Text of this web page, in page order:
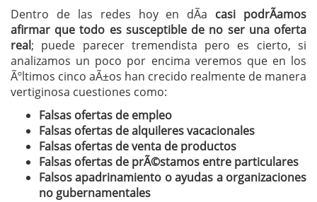
Dentro de las redes hoy en dÃ­a casi podrÃ­amos
afirmar que todo es susceptible de no ser una oferta
real; puede parecer tremendista pero es cierto, si
analizamos un poco por encima veremos que en los
Ãºltimos cinco aÃ±os han crecido realmente de manera
vertiginosa cuestiones como:
Falsas ofertas de empleo
Falsas ofertas de alquileres vacacionales
Falsas ofertas de venta de productos
Falsas ofertas de prÃ©stamos entre particulares
Falsos apadrinamiento o ayudas a organizaciones
no gubernamentales